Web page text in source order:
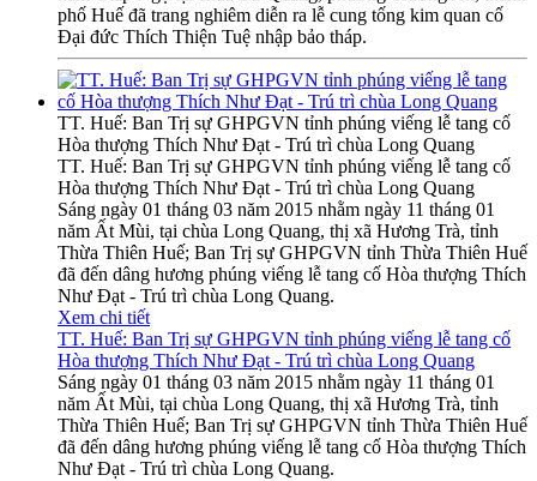
phố Huế đã trang nghiêm diễn ra lễ cung tống kim quan cố
Đại đức Thích Thiện Tuệ nhập bảo tháp.
TT. Huế: Ban Trị sự GHPGVN tỉnh phúng viếng lễ tang cố
Hòa thượng Thích Như Đạt - Trú trì chùa Long Quang
TT. Huế: Ban Trị sự GHPGVN tỉnh phúng viếng lễ tang cố
Hòa thượng Thích Như Đạt - Trú trì chùa Long Quang
Sáng ngày 01 tháng 03 năm 2015 nhằm ngày 11 tháng 01
năm Ất Mùi, tại chùa Long Quang, thị xã Hương Trà, tỉnh
Thừa Thiên Huế; Ban Trị sự GHPGVN tỉnh Thừa Thiên Huế
đã đến dâng hương phúng viếng lễ tang cố Hòa thượng Thích
Như Đạt - Trú trì chùa Long Quang.
Xem chi tiết
TT. Huế: Ban Trị sự GHPGVN tỉnh phúng viếng lễ tang cố
Hòa thượng Thích Như Đạt - Trú trì chùa Long Quang
Sáng ngày 01 tháng 03 năm 2015 nhằm ngày 11 tháng 01
năm Ất Mùi, tại chùa Long Quang, thị xã Hương Trà, tỉnh
Thừa Thiên Huế; Ban Trị sự GHPGVN tỉnh Thừa Thiên Huế
đã đến dâng hương phúng viếng lễ tang cố Hòa thượng Thích
Như Đạt - Trú trì chùa Long Quang.